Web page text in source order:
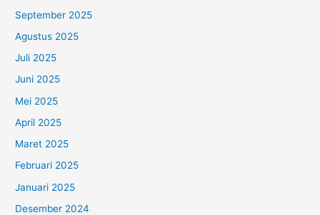
September 2025
Agustus 2025
Juli 2025
Juni 2025
Mei 2025
April 2025
Maret 2025
Februari 2025
Januari 2025
Desember 2024